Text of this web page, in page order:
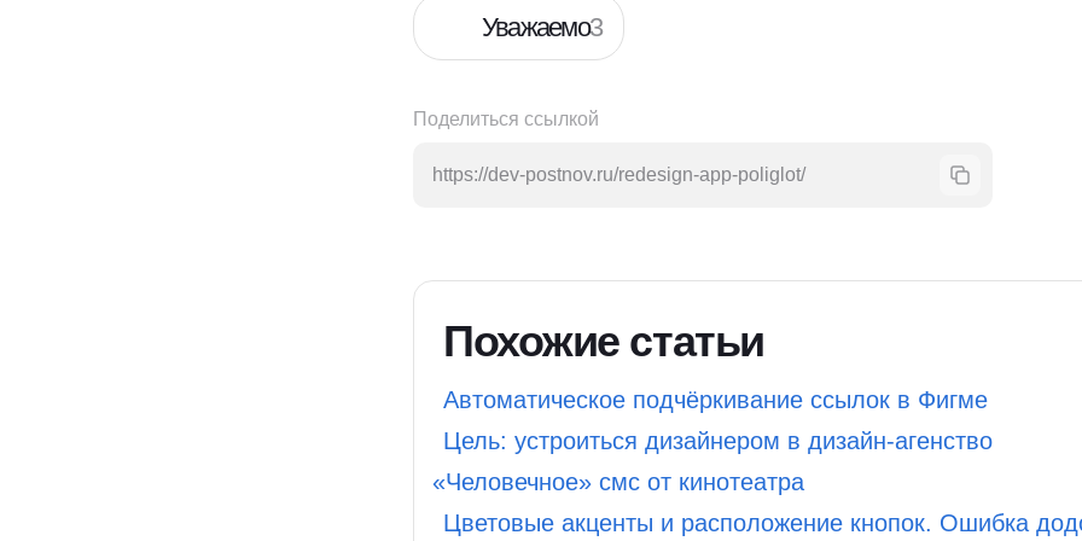
Уважаемо3
Поделиться ссылкой
https://dev-postnov.ru/redesign-app-poliglot/
Похожие статьи
Автоматическое подчёркивание ссылок в Фигме
Цель: устроиться дизайнером в дизайн-агенство
«Человечное» смс от кинотеатра
Цветовые акценты и расположение кнопок. Ошибка